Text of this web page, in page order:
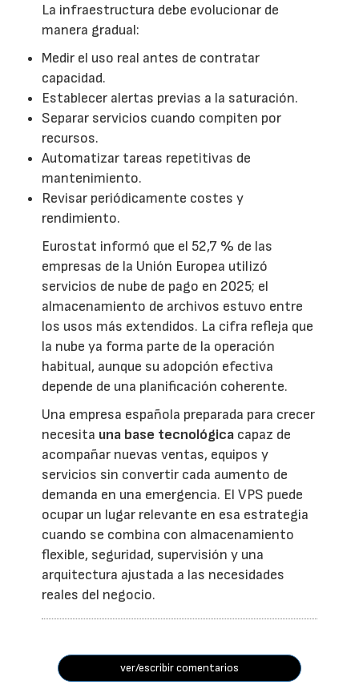
La infraestructura debe evolucionar de
manera gradual:
Medir el uso real antes de contratar
capacidad.
Establecer alertas previas a la saturación.
Separar servicios cuando compiten por
recursos.
Automatizar tareas repetitivas de
mantenimiento.
Revisar periódicamente costes y
rendimiento.
Eurostat informó que el 52,7 % de las
empresas de la Unión Europea utilizó
servicios de nube de pago en 2025; el
almacenamiento de archivos estuvo entre
los usos más extendidos. La cifra refleja que
la nube ya forma parte de la operación
habitual, aunque su adopción efectiva
depende de una planificación coherente.
Una empresa española preparada para crecer
necesita una base tecnológica capaz de
acompañar nuevas ventas, equipos y
servicios sin convertir cada aumento de
demanda en una emergencia. El VPS puede
ocupar un lugar relevante en esa estrategia
cuando se combina con almacenamiento
flexible, seguridad, supervisión y una
arquitectura ajustada a las necesidades
reales del negocio.
ver/escribir comentarios